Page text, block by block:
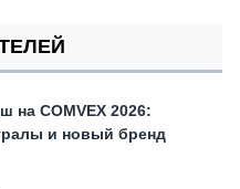
на COMVEX 2026:
и новый бренд